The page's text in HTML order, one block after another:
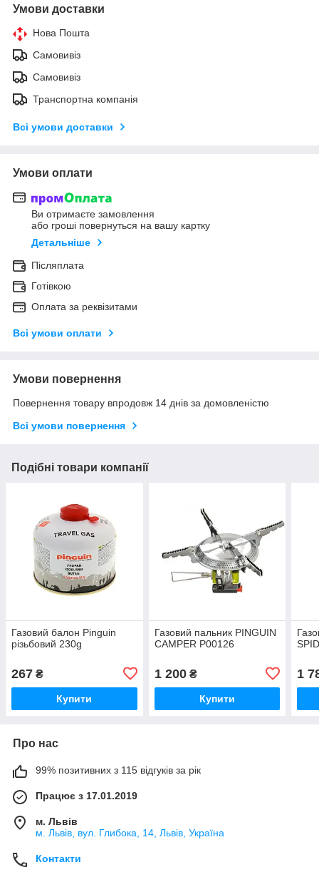
Умови доставки
Нова Пошта
Самовивіз
Самовивіз
Транспортна компанія
Всі умови доставки
Умови оплати
Ви отримаєте замовлення
або гроші повернуться на вашу картку
Детальніше
Післяплата
Готівкою
Оплата за реквізитами
Всі умови оплати
Умови повернення
Повернення товару впродовж 14 днів за домовленістю
Всі умови повернення
Подібні товари компанії
Газовий балон Pinguin
різьбовий 230g
267 ₴
Купити
Газовий пальник PINGUIN
CAMPER P00126
1 200₴
Купити
1
Про нас
99% позитивних з 115 відгуків за рік
Працює з 17.01.2019
м. Львів
м. Львів, вул. Глибока, 14, Львів, Україна
Контакти